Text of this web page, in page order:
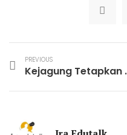
PREVIOUS
Kejagung